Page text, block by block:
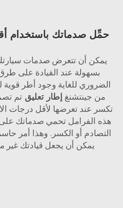
حمِّل صدماتك باستخدام
يمكن أن تتعرض صدمات سيارتك
بسهولة عند القيادة على
الضروري للغاية وجود أطر قوية
من جينتشنغ إطار تعليق تم
تكسر عند تعرضها لأقل درجات
هذه الفرامل تحمي صدماتك على
التصادم أو الكسر. وهذا أمر
يمكن أن يجعل قيادتك غير